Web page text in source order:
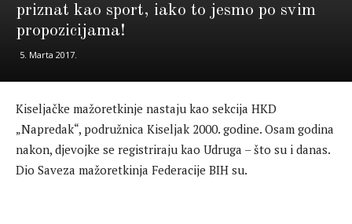
priznat kao sport, iako to jesmo po svim
propozicijama!
5. Marta 2017.
Kiseljačke mažoretkinje nastaju kao sekcija HKD
„Napredak“, podružnica Kiseljak 2000. godine. Osam godina
nakon, djevojke se registriraju kao Udruga – što su i danas.
Dio Saveza mažoretkinja Federacije BIH su.